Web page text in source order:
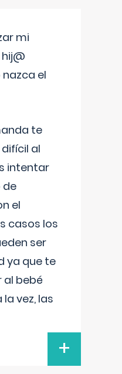
mi
el
te
al
intentar
de
el
casos los
ser
ya que te
al bebé
vez, las
+